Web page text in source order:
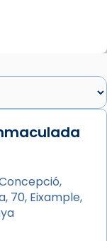
de Les
is at Catedral
70, Eixample,